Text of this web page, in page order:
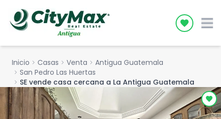
Icon
Inicio chevron_right Casas chevron_right Venta chevron_right Antigua Guatemala
chevron_right San Pedro Las Huertas
chevron_right SE vende casa cercana a La Antigua Guatemala